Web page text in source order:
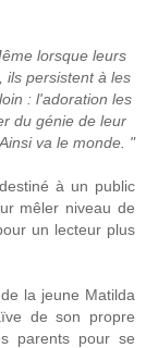
lorsque leurs
ils persistent à les
: l'adoration les
du génie de leur
va le monde. "
à un public
mêler niveau de
un lecteur plus
la jeune Matilda
de son propre
parents pour se